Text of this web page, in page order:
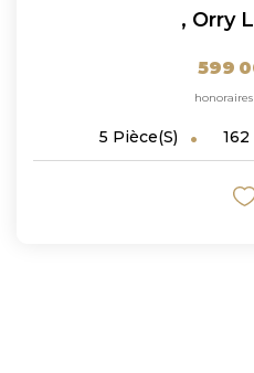
, Orry
599
5 Pièce(s) 162